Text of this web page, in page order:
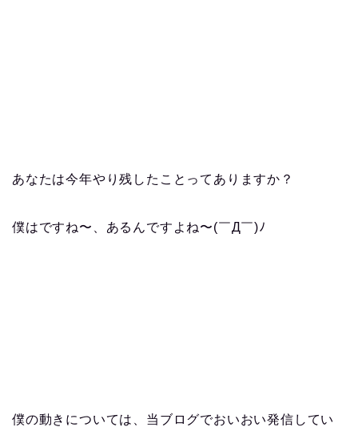
あなたは今年やり残したことってありますか？
僕はですね〜、あるんですよね〜(￣Д￣)ﾉ
僕の動きについては、当ブログでおいおい発信してい